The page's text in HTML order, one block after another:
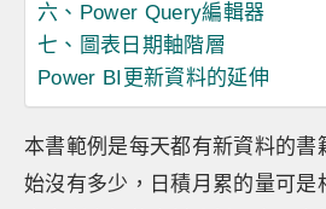
六、Power Query編輯器
七、圖表日期軸階層
Power BI更新資料的延伸
本書範例是每天都有新資料的書
始沒有多少，日積月累的量可是